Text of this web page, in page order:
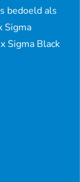
bedoeld als
Sigma
Sigma Black